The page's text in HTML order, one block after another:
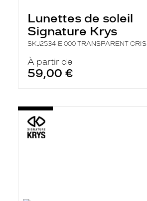
Lunettes de soleil
Signature Krys
SKJ2534-E 000 TRANSPARENT CRIS
À partir de
59,00 €